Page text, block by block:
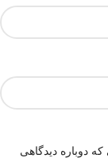
دوباره دیدگاهی